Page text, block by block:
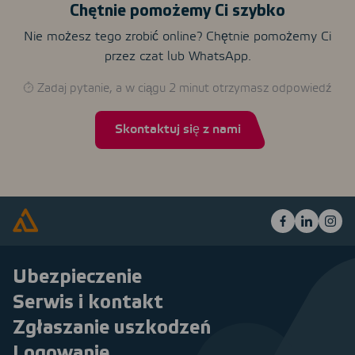
Chętnie pomożemy Ci szybko
Nie możesz tego zrobić online? Chętnie pomożemy Ci
przez czat lub WhatsApp.
Zadaj pytanie, a w ciągu 2 minut otrzymasz odpowiedź
Skontaktuj się z nami
Ubezpieczenie
Serwis i kontakt
Zgłaszanie uszkodzeń